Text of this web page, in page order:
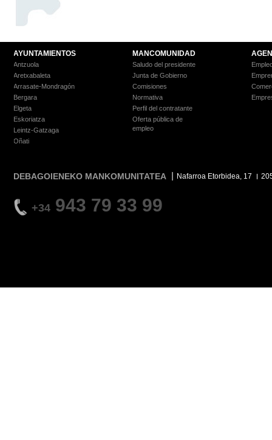
AYUNTAMIENTOS
Antzuola
Aretxabaleta
Arrasate-Mondragón
Bergara
Elgeta
Eskoriatza
Leintz-Gatzaga
Oñati
MANCOMUNIDAD
Saludo del presidente
Junta de Gobierno
Comisiones
Normativa
Perfil del contratante
Oferta pública de
empleo
DEBAGOIENEKO MANKOMUNITATEA Nafarroa Etorbidea, 17
+34 943 79 33 99